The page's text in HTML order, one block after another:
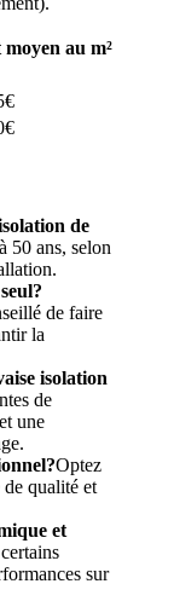
au m²
de
50 ans, selon
de faire
la
isolation
de
une
Optez
qualité et
et
sur